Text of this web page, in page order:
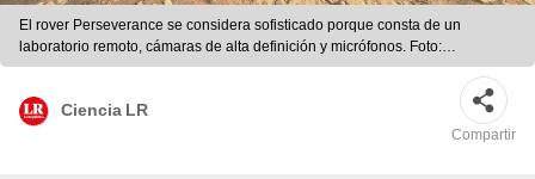
El rover Perseverance se considera sofisticado porque consta de un
laboratorio remoto, cámaras de alta definición y micrófonos. Foto:
Laboratorio de Propulsión a Chorro de la NASA / Soundcloud
Ciencia LR
Compartir